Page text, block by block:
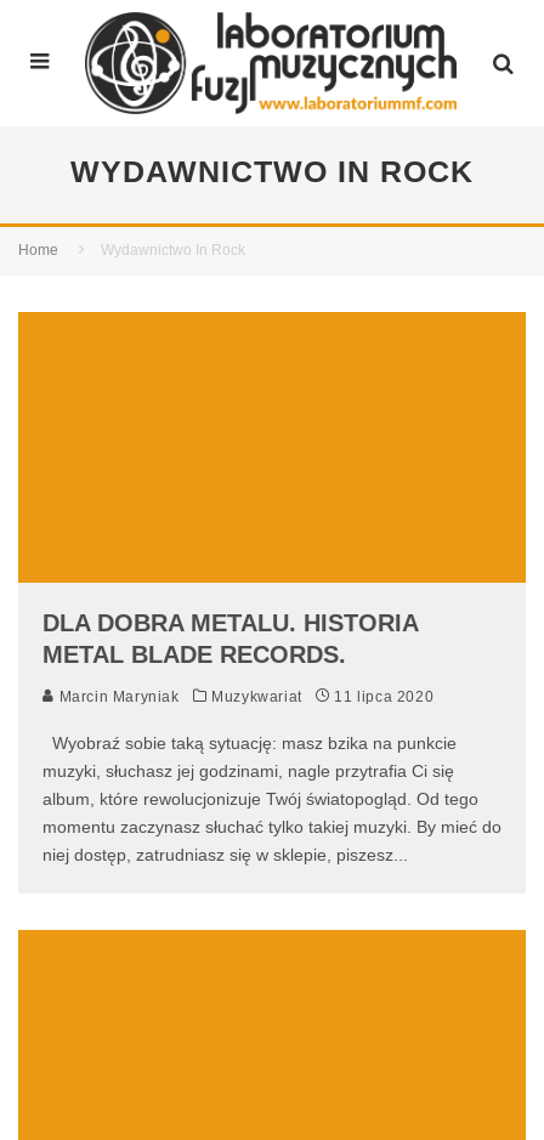
WYDAWNICTWO IN ROCK
Home Wydawnictwo In Rock
DLA DOBRA METALU. HISTORIA
METAL BLADE RECORDS.
Marcin Maryniak Muzykwariat 11 lipca 2020
Wyobraź sobie taką sytuację: masz bzika na punkcie
muzyki, słuchasz jej godzinami, nagle przytrafia Ci się
album, które rewolucjonizuje Twój światopogląd. Od tego
momentu zaczynasz słuchać tylko takiej muzyki. By mieć do
niej dostęp, zatrudniasz się w sklepie, piszesz...